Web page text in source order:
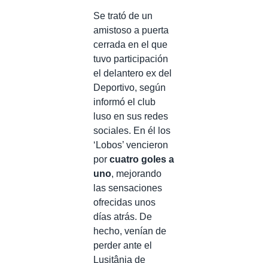
Se trató de un
amistoso a puerta
cerrada en el que
tuvo participación
el delantero ex del
Deportivo, según
informó el club
luso en sus redes
sociales. En él los
‘Lobos’ vencieron
por cuatro goles a
uno, mejorando
las sensaciones
ofrecidas unos
días atrás. De
hecho, venían de
perder ante el
Lusitânia de